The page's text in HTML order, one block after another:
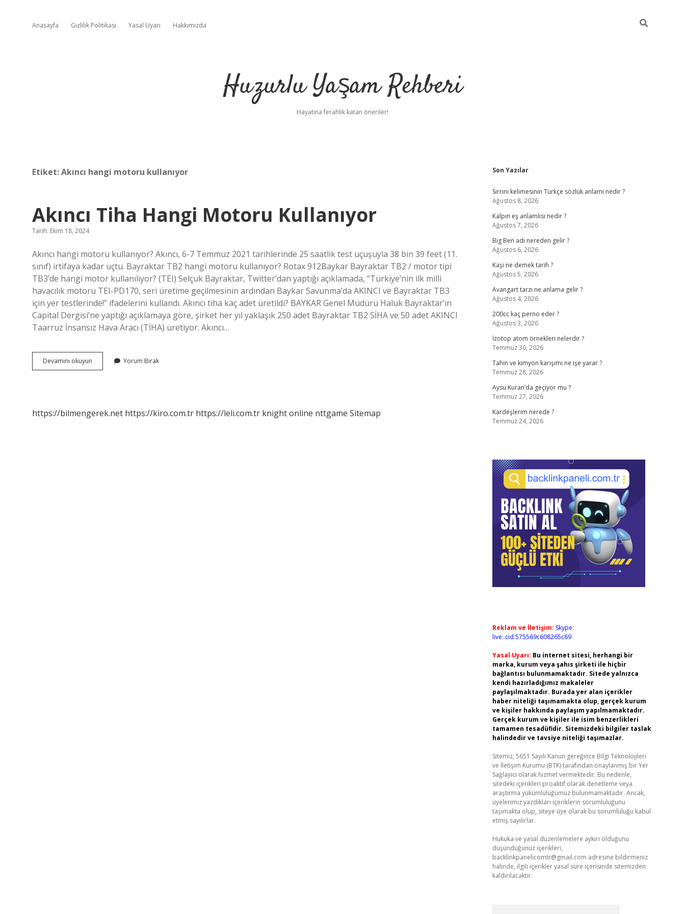
Anasayfa Gizlilik Politikası Yasal Uyarı Hakkımızda
Huzurlu Yaşam Rehberi
Hayatına ferahlık katan öneriler!
Etiket:Akıncı hangi motoru kullanıyor
Akıncı Tiha Hangi Motoru Kullanıyor
Tarih: Ekim 18, 2024
Akıncı hangi motoru kullanıyor? Akıncı, 6-7 Temmuz 2021 tarihlerinde 25 saatlik test uçuşuyla 38 bin 39 feet (11.
sınıf) irtifaya kadar uçtu. Bayraktar TB2 hangi motoru kullanıyor? Rotax 912Baykar Bayraktar TB2 / motor tipi
TB3’de hangi motor kullanılıyor? (TEI) Selçuk Bayraktar, Twitter’dan yaptığı açıklamada, “Türkiye’nin ilk milli
havacılık motoru TEI-PD170, seri üretime geçilmesinin ardından Baykar Savunma’da AKINCI ve Bayraktar TB3
için yer testlerinde!” ifadelerini kullandı. Akıncı tiha kaç adet üretildi? BAYKAR Genel Müdürü Haluk Bayraktar’ın
Capital Dergisi’ne yaptığı açıklamaya göre, şirket her yıl yaklaşık 250 adet Bayraktar TB2 SİHA ve 50 adet AKINCI
Taarruz İnsansız Hava Aracı (TİHA) üretiyor. Akıncı…
Devamını okuyun
Tiha
Yorum Bırak
https://bilmengerek.net https://kiro.com.tr https://leli.com.tr knight online nttgame Sitemap
Sidebar
Son Yazılar
Sırrını kelimesinin Türkçe sözlük anlamı nedir ?
Ağustos 8, 2026
Kalpın eş anlamlısı nedir ?
Ağustos 7, 2026
Big Ben adı nereden gelir ?
Ağustos 6, 2026
Kaşi ne demek tarih ?
Ağustos 5, 2026
Avangart tarzı ne anlama gelir ?
Ağustos 4, 2026
200cc kaç perno eder ?
Ağustos 3, 2026
İzotop atom örnekleri nelerdir ?
Temmuz 30, 2026
Tahin ve kimyon karışımı ne işe yarar ?
Temmuz 28, 2026
Aysu Kuran’da geçiyor mu ?
Temmuz 27, 2026
Kardeşlerim nerede ?
Temmuz 24, 2026
Reklam ve İletişim: Skype:
live:.cid.575569c608265c69
Yasal Uyarı: Bu internet sitesi, herhangi bir
marka, kurum veya şahıs şirketi ile hiçbir
bağlantısı bulunmamaktadır. Sitede yalnızca
kendi hazırladığımız makaleler
paylaşılmaktadır. Burada yer alan içerikler
haber niteliği taşımamakta olup, gerçek kurum
ve kişiler hakkında paylaşım yapılmamaktadır.
Gerçek kurum ve kişiler ile isim benzerlikleri
tamamen tesadüfidir. Sitemizdeki bilgiler taslak
halindedir ve tavsiye niteliği taşımazlar.
Sitemiz, 5651 Sayılı Kanun gereğince Bilgi Teknolojileri
ve İletişim Kurumu (BTK) tarafından onaylanmış bir Yer
Sağlayıcı olarak hizmet vermektedir. Bu nedenle,
sitedeki içerikleri proaktif olarak denetleme veya
araştırma yükümlülüğümüz bulunmamaktadır. Ancak,
üyelerimiz yazdıkları içeriklerin sorumluluğunu
taşımakta olup, siteye üye olarak bu sorumluluğu kabul
etmiş sayılırlar.
Hukuka ve yasal düzenlemelere aykırı olduğunu
düşündüğünüz içerikleri,
backlinkpanelicomtr@gmail.com adresine bildirmeniz
halinde, ilgili içerikler yasal süre içerisinde sitemizden
kaldırılacaktır.